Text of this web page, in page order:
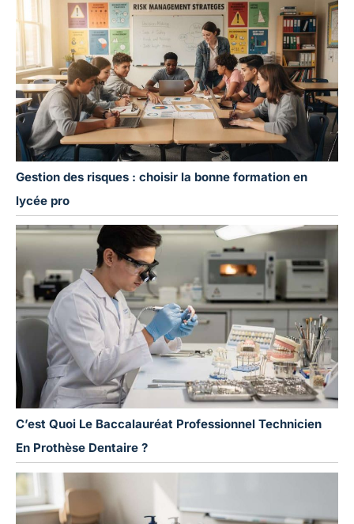
Gestion des risques : choisir la bonne formation en
lycée pro
C’est Quoi Le Baccalauréat Professionnel Technicien
En Prothèse Dentaire ?